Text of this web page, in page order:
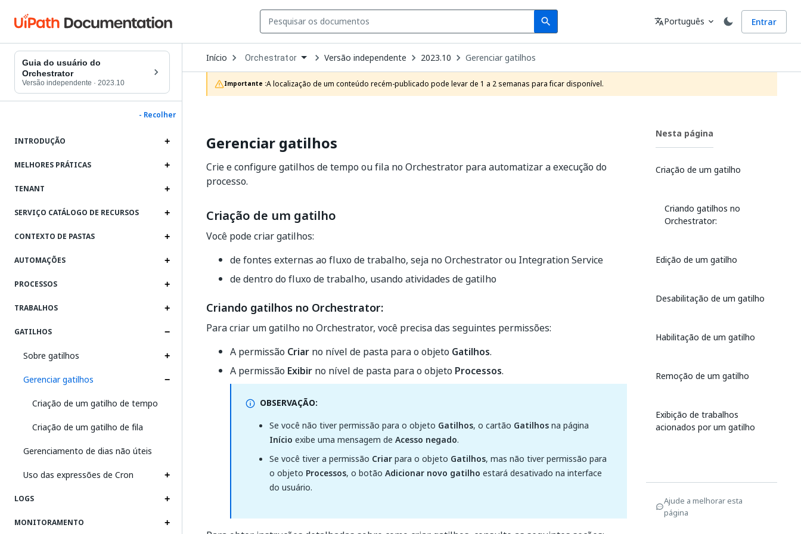
search
Search Idioma
translatePortuguês expand_more Entrar
Guia do usuário do
Orchestrator
Versão independente · 2023.10
- Recolher
INTRODUÇÃO
MELHORES PRÁTICAS
TENANT
SERVIÇO CATÁLOGO DE RECURSOS
CONTEXTO DE PASTAS
AUTOMAÇÕES
PROCESSOS
TRABALHOS
GATILHOS
Sobre gatilhos
Gerenciar gatilhos
Criação de um gatilho de tempo
Criação de um gatilho de fila
Gerenciamento de dias não úteis
Uso das expressões de Cron
LOGS
MONITORAMENTO
Início Open
Dropdown
to
choose
product
Orchestrator Versão independente 2023.10 Gerenciar gatilhos
Importante :A localização de um conteúdo recém-publicado pode levar de 1 a 2 semanas para ficar disponível.
Gerenciar gatilhos
Crie e configure gatilhos de tempo ou fila no Orchestrator para automatizar a execução do
processo.
Criação de um gatilho
Você pode criar gatilhos:
de fontes externas ao fluxo de trabalho, seja no Orchestrator ou Integration Service
de dentro do fluxo de trabalho, usando atividades de gatilho
Criando gatilhos no Orchestrator:
Para criar um gatilho no Orchestrator, você precisa das seguintes permissões:
A permissão Criar no nível de pasta para o objeto Gatilhos.
A permissão Exibir no nível de pasta para o objeto Processos.
OBSERVAÇÃO:
Se você não tiver permissão para o objeto Gatilhos, o cartão Gatilhosna página
Início exibe uma mensagem de Acesso negado.
Se você tiver a permissão Criarpara o objeto Gatilhos, mas não tiver permissão para
o objeto Processos, o botão Adicionar novo gatilho estará desativado na interface
do usuário.
Nesta página
Criação de um gatilho
Criando gatilhos no
Orchestrator:
Edição de um gatilho
Desabilitação de um gatilho
Habilitação de um gatilho
Remoção de um gatilho
Exibição de trabalhos
acionados por um gatilho
Ajude a melhorar esta
página